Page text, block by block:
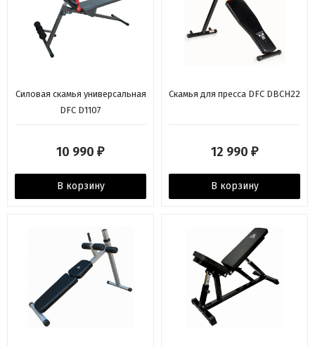
Силовая скамья универсальная
DFC D1107
10 990 ₽
В корзину
Скамья для пресса DFC DBCH22
12 990 ₽
В корзину